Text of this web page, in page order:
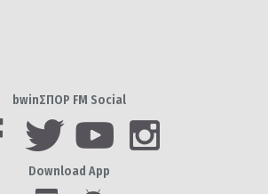
bwinΣΠΟΡ FM Social
Download App